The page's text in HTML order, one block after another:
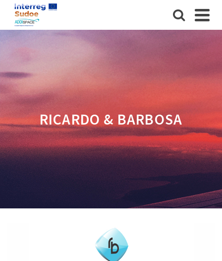
RICARDO & BARBOSA